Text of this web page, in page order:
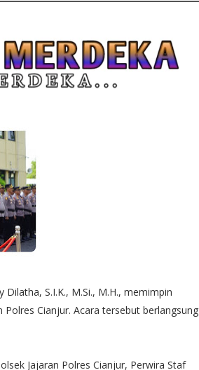
S.I.K., M.Si., M.H., memimpin
Cianjur. Acara tersebut berlangsung
Jajaran Polres Cianjur, Perwira Staf